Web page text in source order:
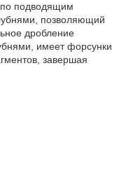
по подводящим
позволяющий
дробление
имеет форсунки
завершая